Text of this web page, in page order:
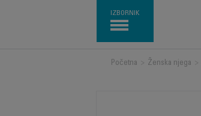
IZBORNIK
Početna Ženska njega